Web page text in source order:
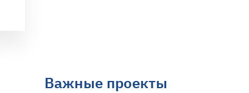
Важные проекты